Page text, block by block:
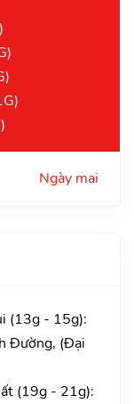
Ngày mai
(13g - 15g):
Đường, (Đại
(19g - 21g):